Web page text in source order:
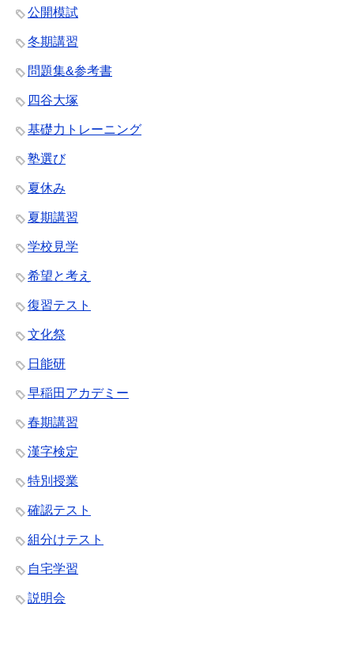
公開模試
冬期講習
問題集&参考書
四谷大塚
基礎力トレーニング
塾選び
夏休み
夏期講習
学校見学
希望と考え
復習テスト
文化祭
日能研
早稲田アカデミー
春期講習
漢字検定
特別授業
確認テスト
組分けテスト
自宅学習
説明会